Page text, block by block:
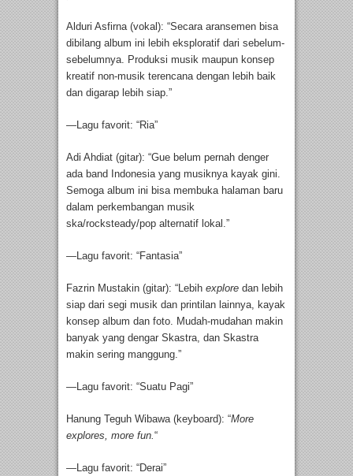
Alduri Asfirna (vokal): “Secara aransemen bisa
dibilang album ini lebih eksploratif dari sebelum-
sebelumnya. Produksi musik maupun konsep
kreatif non-musik terencana dengan lebih baik
dan digarap lebih siap.”
—Lagu favorit: “Ria”
Adi Ahdiat (gitar): “Gue belum pernah denger
ada band Indonesia yang musiknya kayak gini.
Semoga album ini bisa membuka halaman baru
dalam perkembangan musik
ska/rocksteady/pop alternatif lokal.”
—Lagu favorit: “Fantasia”
Fazrin Mustakin (gitar): “Lebih explore dan lebih
siap dari segi musik dan printilan lainnya, kayak
konsep album dan foto. Mudah-mudahan makin
banyak yang dengar Skastra, dan Skastra
makin sering manggung.”
—Lagu favorit: “Suatu Pagi”
Hanung Teguh Wibawa (keyboard): “More
explores, more fun.“
—Lagu favorit: “Derai”